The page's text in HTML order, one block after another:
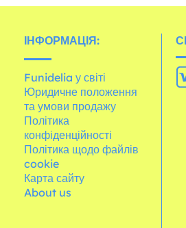
ІНФОРМАЦІЯ:
Funidelia у світі
Юридичне положення
та умови продажу
Політика
конфіденційності
Політика щодо файлів
cookie
Карта сайту
About us